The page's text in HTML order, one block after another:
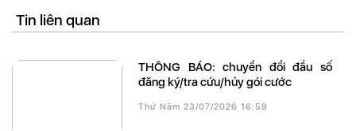
Tin liên quan
THÔNG BÁO: chuyển đổi đầu số
đăng ký/tra cứu/hủy gói cước
Thứ Năm 23/07/2026 16:59